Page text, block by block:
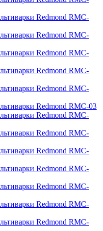
Redmond RMC-
Redmond RMC-
Redmond RMC-
Redmond RMC-
Redmond RMC-
Redmond RMC-03
Redmond RMC-
Redmond RMC-
Redmond RMC-
Redmond RMC-
Redmond RMC-
Redmond RMC-
Redmond RMC-